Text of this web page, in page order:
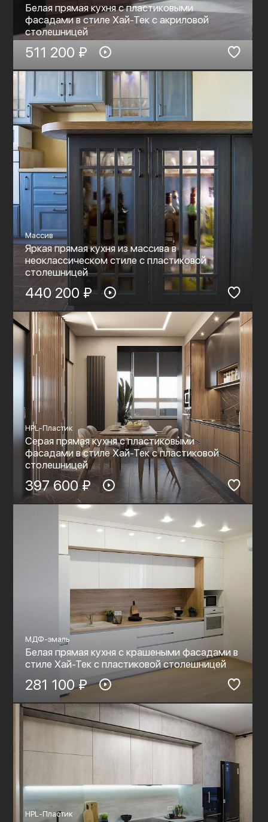
Белая прямая кухня с пластиковыми
фасадами в стиле Хай-Тек c акриловой
столешницей
511 200 ₽
Массив
Яркая прямая кухня из массива в
неоклассическом стиле с пластиковой
столешницей
440 200 ₽
HPL-Пластик
Серая прямая кухня с пластиковыми
фасадами в стиле Хай-Тек с пластиковой
столешницей
397 600 ₽
МДФ-эмаль
Белая прямая кухня с крашеными фасадами в
стиле Хай-Тек с пластиковой столешницей
281 100 ₽
HPL-Пластик